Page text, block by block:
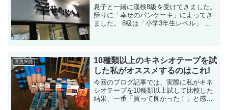
息子と一緒に漢検8級を受けてきました。
帰りに「幸せのパンケーキ」によってき
ました。 8級は「小学3年生レベル」 先
育児関係
10種類以上のキネシオテープを試
した私がオススメするのはこれ!
今回のブログ記事では、実際に私がキネ
シオテープを10種類以上試して比較した
結果、一番「買って良かった！」と感じ